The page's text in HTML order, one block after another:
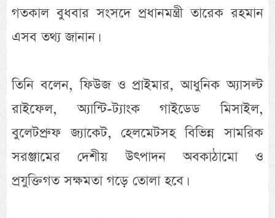
গতকাল বুধবার সংসদে প্রধানমন্ত্রী তারেক রহমান
এসব তথ্য জানান।
তিনি বলেন, ফিউজ ও প্রাইমার, আধুনিক অ্যাসল্ট
রাইফেল, অ্যান্টি-ট্যাংক গাইডেড মিসাইল,
বুলেটপ্রুফ জ্যাকেট, হেলমেটসহ বিভিন্ন সামরিক
সরঞ্জামের দেশীয় উৎপাদন অবকাঠামো ও
প্রযুক্তিগত সক্ষমতা গড়ে তোলা হবে।